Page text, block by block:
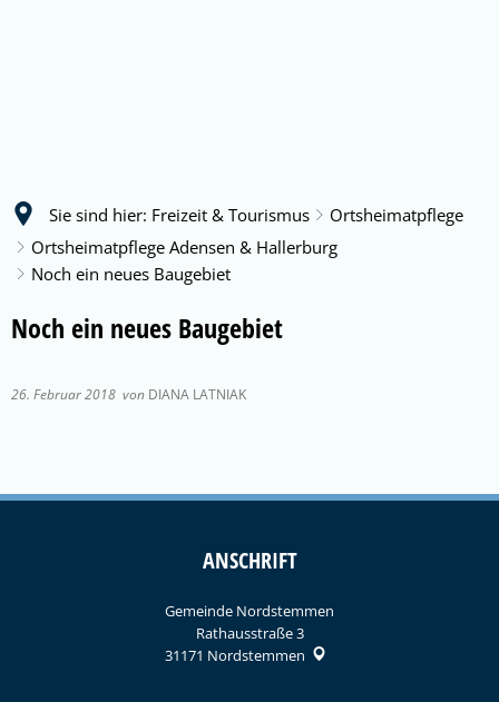
Sie sind hier: Freizeit & Tourismus
Ortsheimatpflege
Ortsheimatpflege Adensen & Hallerburg
Noch ein neues Baugebiet
Noch ein neues Baugebiet
26. Februar 2018 von DIANA LATNIAK
ANSCHRIFT
Gemeinde Nordstemmen
Rathausstraße 3
31171 Nordstemmen